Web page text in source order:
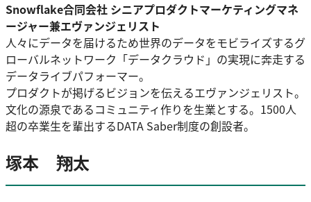
Snowflake合同会社 シニアプロダクトマーケティングマネ
ージャー兼エヴァンジェリスト
人々にデータを届けるため世界のデータをモビライズするグ
ローバルネットワーク「データクラウド」の実現に奔走する
データライブパフォーマー。
プロダクトが掲げるビジョンを伝えるエヴァンジェリスト。
文化の源泉であるコミュニティ作りを生業とする。1500人
超の卒業生を輩出するDATA Saber制度の創設者。
塚本 翔太